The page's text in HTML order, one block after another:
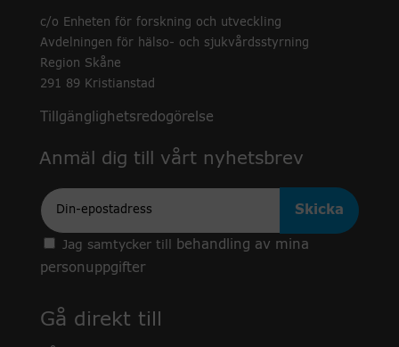
c/o Enheten för forskning och utveckling
Avdelningen för hälso- och sjukvårdsstyrning
Region Skåne
291 89 Kristianstad
Tillgänglighetsredogörelse
Anmäl dig till vårt nyhetsbrev
Epost
Jag samtycker till
behandling av mina
personuppgifter
Gå direkt till